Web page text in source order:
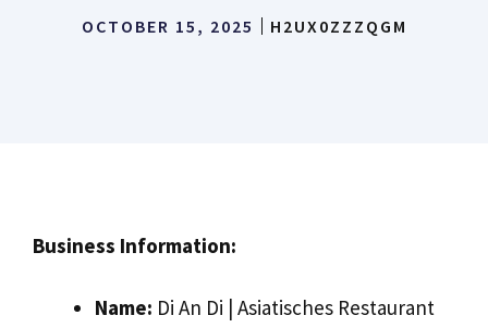
OCTOBER 15, 2025 H2UX0ZZZQGM
Business Information:
Name: Di An Di | Asiatisches Restaurant